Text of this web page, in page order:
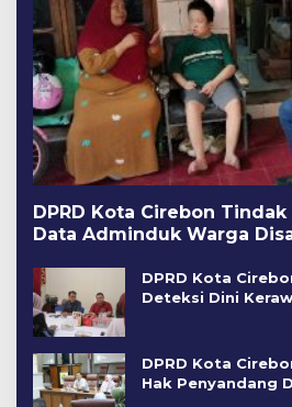
DPRD Kota Cirebon
Data Adminduk Warga
DPRD Kota
Deteksi Dini
DPRD Kota
Hak Penyandang